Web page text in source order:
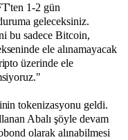
1-2 gün
geleceksiniz.
bu sadece Bitcoin,
ele alınamayacak
üzerinde ele
tokenizasyonu geldi.
Abalı şöyle devam
olarak alınabilmesi